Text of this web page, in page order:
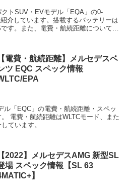
トSUV・EVモデル「EQA」の0-
介しています。搭載するバッテリーは
す。また、電費・航続距離については
【電費・航続距離】メルセデスベ
ツ EQC スペック情報
EPA
ル「EQC」の電費・航続距離・スペッ
電費・航続距離はWLTCモード、また
ています。
【2022】メルセデスAMG 新型SL
場 スペック情報【SL 63
】